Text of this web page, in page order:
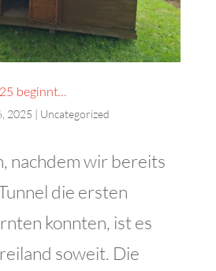
beginnt…
2025 | Uncategorized
nachdem wir bereits
die ersten
konnten, ist es
soweit. Die